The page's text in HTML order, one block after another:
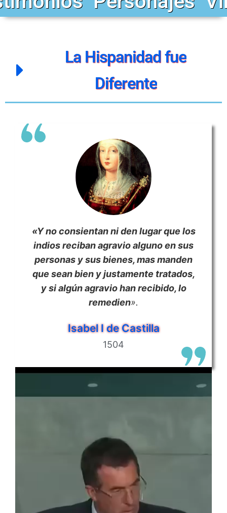
La Hispanidadfue
Diferente
«Y no consientan ni den lugar que los
indios reciban agravio alguno en sus
personas y sus bienes, mas manden
que sean bien y justamente tratados,
y si algún agravio han recibido, lo
remedien».
Isabel I de Castilla
1504